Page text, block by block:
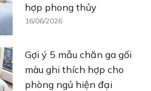
hợp phong thủy
16/06/2026
Gợi ý 5 mẫu chăn ga gối
màu ghi thích hợp cho
phòng ngủ hiện đại